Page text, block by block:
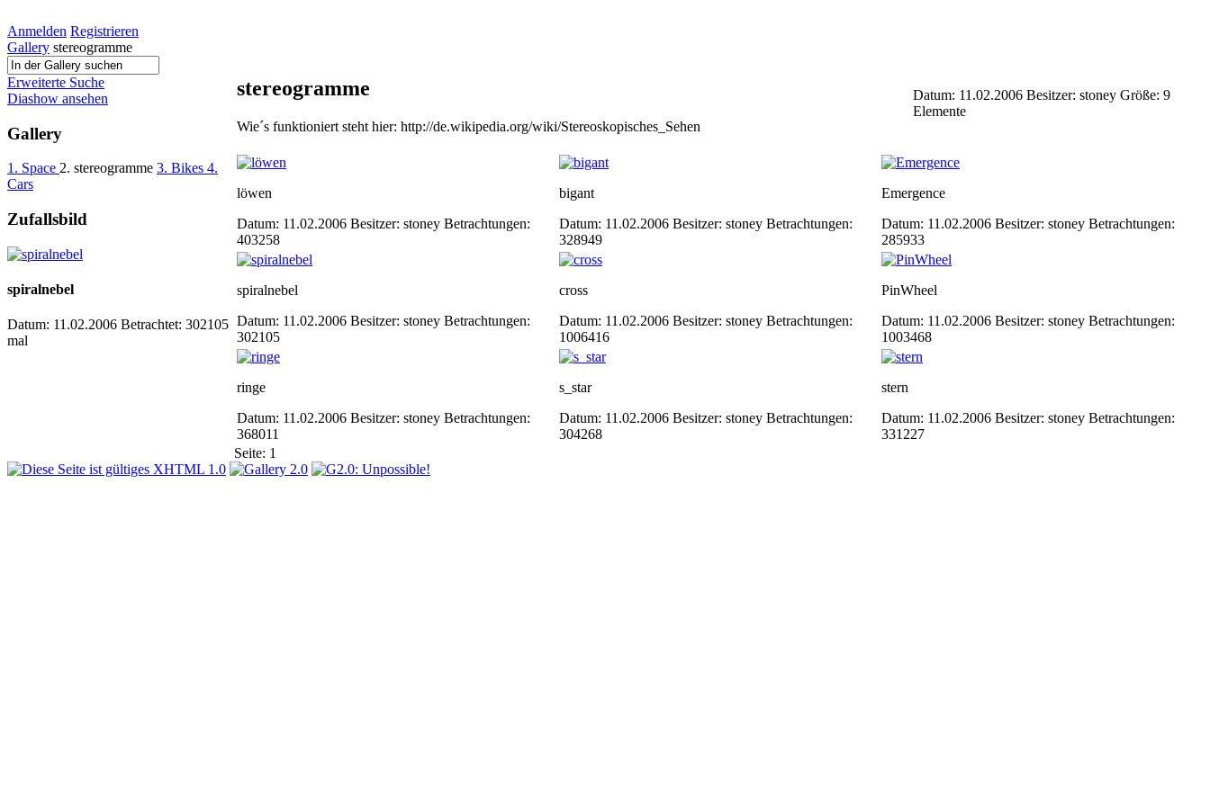
Anmelden Registrieren
Gallery stereogramme
Erweiterte Suche
Diashow ansehen
Gallery
1. Space 2. stereogramme 3. Bikes 4.
Cars
Zufallsbild
spiralnebel
Datum: 11.02.2006 Betrachtet: 302105
mal
stereogramme
Wie´s funktioniert steht hier: http://de.wikipedia.org/wiki/Stereoskopisches_Sehen
Datum: 11.02.2006 Besitzer: stoney Größe: 9
Elemente
löwen
Datum: 11.02.2006 Besitzer: stoney Betrachtungen:
403258
bigant
Datum: 11.02.2006 Besitzer: stoney Betrachtungen:
328949
Emergence
Datum: 11.02.2006 Besitzer: stoney Betrachtungen:
285933
spiralnebel
Datum: 11.02.2006 Besitzer: stoney Betrachtungen:
302105
cross
Datum: 11.02.2006 Besitzer: stoney Betrachtungen:
1006416
PinWheel
Datum: 11.02.2006 Besitzer: stoney Betrachtungen:
1003468
ringe
Datum: 11.02.2006 Besitzer: stoney Betrachtungen:
368011
s_star
Datum: 11.02.2006 Besitzer: stoney Betrachtungen:
304268
stern
Datum: 11.02.2006 Besitzer: stoney Betrachtungen:
331227
Seite: 1